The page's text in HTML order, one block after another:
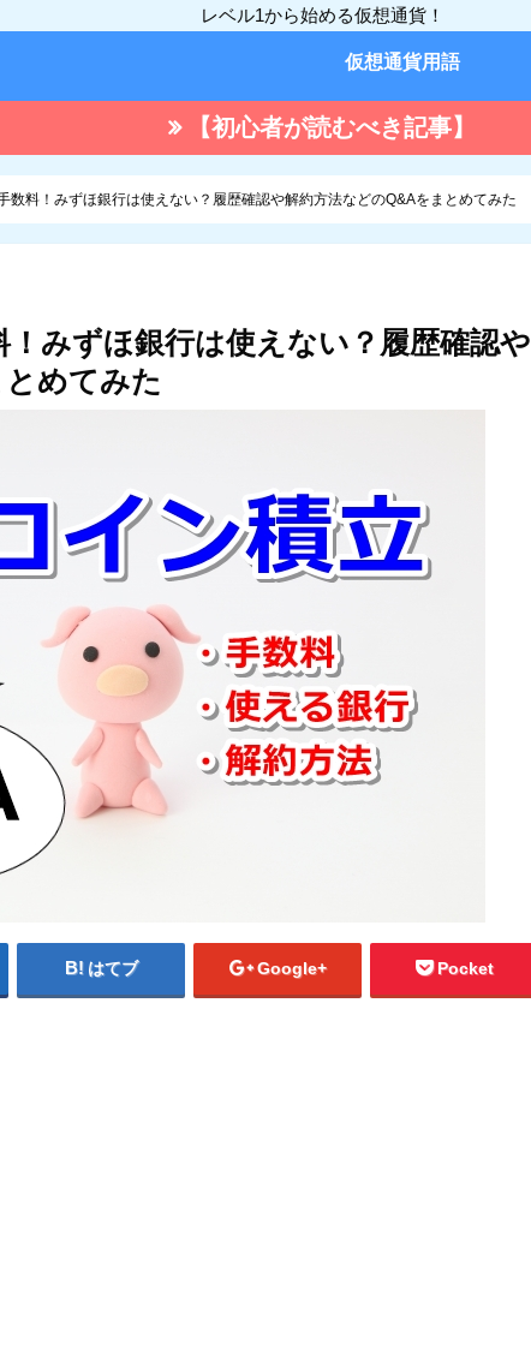
レベル1から始める仮想通貨！
仮想通貨用語
【初心者が読むべき記事】
数料！みずほ銀行は使えない？履歴確認や解約方法などのQ&Aをまとめてみた
みずほ銀行は使えない？履歴確認や
めてみた
はてブ Google+ Pocket